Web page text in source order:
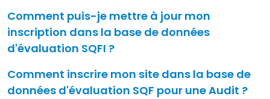
Comment puis-je mettre à jour mon
inscription dans la base de données
d'évaluation SQFI ?
Comment inscrire mon site dans la base de
données d'évaluation SQF pour une Audit ?